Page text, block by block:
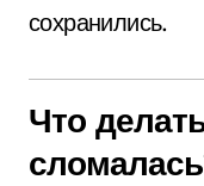
сохранились.
Что